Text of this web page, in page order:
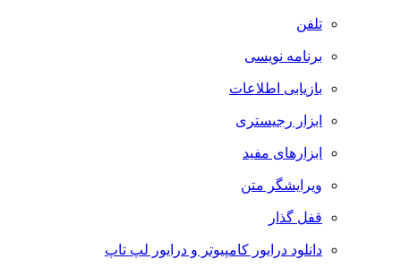
تلفن
برنامه نویسی
بازیابی اطلاعات
ابزار رجیستری
ابزارهای مفید
ویرایشگر متن
قفل گذار
دانلود درایور کامپیوتر و درایور لپ تاپ